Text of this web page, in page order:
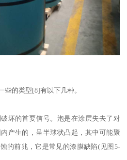
些的类型[8]有以下几种。
坏的首要信号。泡是在涂层失去了对
产生的，呈半球状凸起，其中可能聚
的前兆，它是常见的漆膜缺陷(见图5-